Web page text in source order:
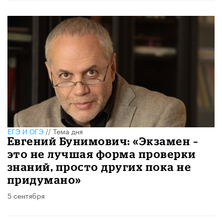
ЕГЭ И ОГЭ//Тема дня
Евгений Бунимович: «Экзамен –
это не лучшая форма проверки
знаний, просто других пока не
придумано»
5 сентября